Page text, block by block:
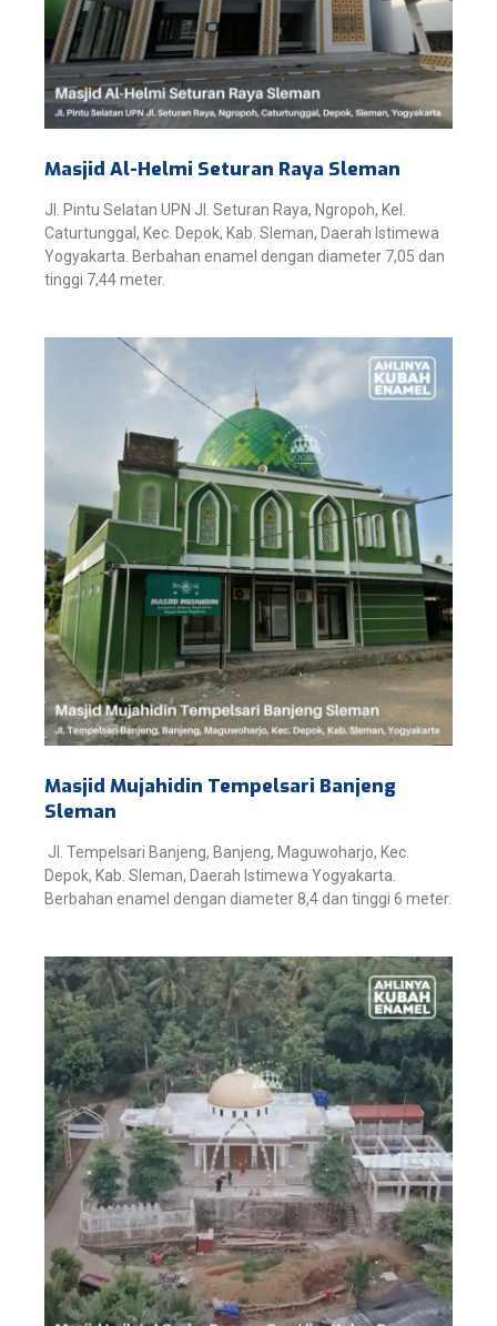
Masjid Al-Helmi Seturan Raya Sleman
Jl. Pintu Selatan UPN Jl. Seturan Raya, Ngropoh, Kel.
Caturtunggal, Kec. Depok, Kab. Sleman, Daerah Istimewa
Yogyakarta. Berbahan enamel dengan diameter 7,05 dan
tinggi 7,44 meter.
Masjid Mujahidin Tempelsari Banjeng
Sleman
Jl. Tempelsari Banjeng, Banjeng, Maguwoharjo, Kec.
Depok, Kab. Sleman, Daerah Istimewa Yogyakarta.
Berbahan enamel dengan diameter 8,4 dan tinggi 6 meter.